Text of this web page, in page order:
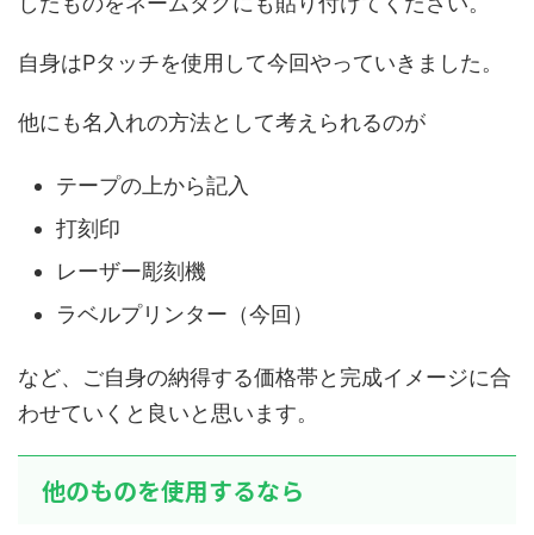
自身はPタッチを使用して今回やっていきました。
他にも名入れの方法として考えられるのが
テープの上から記入
打刻印
レーザー彫刻機
ラベルプリンター（今回）
など、ご自身の納得する価格帯と完成イメージに合
わせていくと良いと思います。
他のものを使用するなら